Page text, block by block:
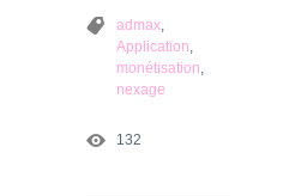
admax
Application
monétisation
nexage
132